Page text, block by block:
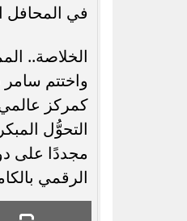
في المحافل
الخلاصة..
واختتم سامر
كمركز عالمي
التحوُّل
مجددًا على
الرقمي